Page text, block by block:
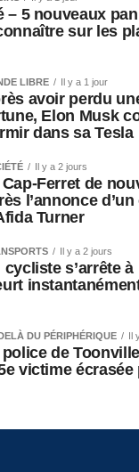
– 5 nouveaux
sur les
LIBRE Il y a 1 jour
avoir perdu
Elon Musk
dans sa Tesla
Il y a 2 jours
Cap-Ferret de
l’annonce
Turner
Il y a 2 jours
cycliste s’arrête
DU PÉRIPHÉRIQUE Il
police de
victime